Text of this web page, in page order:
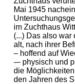
Mai 1945
im Zuchthaus
(...) Das also
alt, nach ihrer
– hoffend auf
-– physisch und
die
den Jahren des